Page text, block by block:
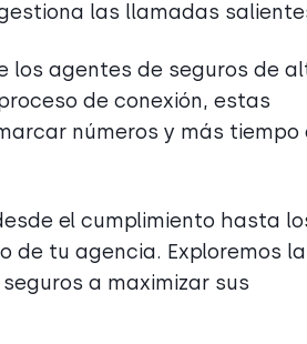
las llamadas
los agentes de seguros de
de conexión, estas
números y más tiempo
el cumplimiento hasta
de tu agencia. Exploremos
a maximizar sus